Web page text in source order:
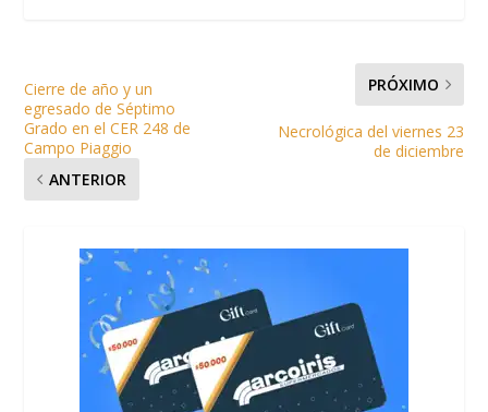
Cierre de año y un
egresado de Séptimo
Grado en el CER 248 de
Campo Piaggio
ANTERIOR
PRÓXIMO
Necrológica del viernes 23
de diciembre